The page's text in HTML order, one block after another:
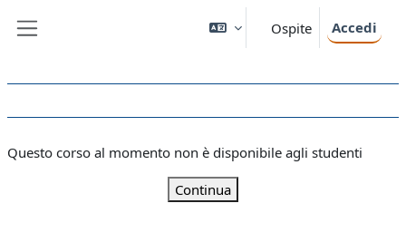
Ospite Accedi
Questo corso al momento non è disponibile agli studenti
Continua